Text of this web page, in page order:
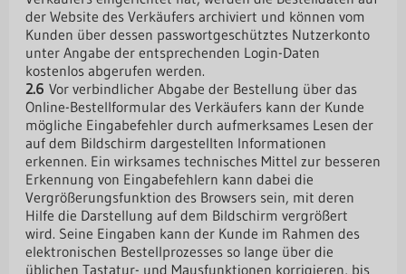
der Website des Verkäufers archiviert und können vom
Kunden über dessen passwortgeschütztes Nutzerkonto
unter Angabe der entsprechenden Login-Daten
kostenlos abgerufen werden.
2.6 Vor verbindlicher Abgabe der Bestellung über das
Online-Bestellformular des Verkäufers kann der Kunde
mögliche Eingabefehler durch aufmerksames Lesen der
auf dem Bildschirm dargestellten Informationen
erkennen. Ein wirksames technisches Mittel zur besseren
Erkennung von Eingabefehlern kann dabei die
Vergrößerungsfunktion des Browsers sein, mit deren
Hilfe die Darstellung auf dem Bildschirm vergrößert
wird. Seine Eingaben kann der Kunde im Rahmen des
elektronischen Bestellprozesses so lange über die
üblichen Tastatur- und Mausfunktionen korrigieren, bis